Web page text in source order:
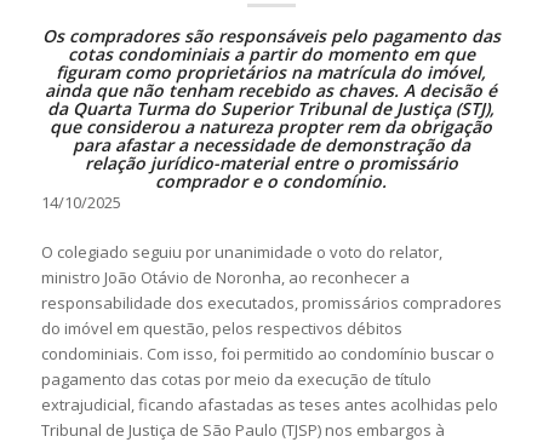
Os compradores são responsáveis pelo pagamento das
cotas condominiais a partir do momento em que
figuram como proprietários na matrícula do imóvel,
ainda que não tenham recebido as chaves. A decisão é
da Quarta Turma do Superior Tribunal de Justiça (STJ),
que considerou a natureza propter rem da obrigação
para afastar a necessidade de demonstração da
relação jurídico-material entre o promissário
comprador e o condomínio.
14/10/2025
O colegiado seguiu por unanimidade o voto do relator,
ministro João Otávio de Noronha, ao reconhecer a
responsabilidade dos executados, promissários compradores
do imóvel em questão, pelos respectivos débitos
condominiais. Com isso, foi permitido ao condomínio buscar o
pagamento das cotas por meio da execução de título
extrajudicial, ficando afastadas as teses antes acolhidas pelo
Tribunal de Justiça de São Paulo (TJSP) nos embargos à